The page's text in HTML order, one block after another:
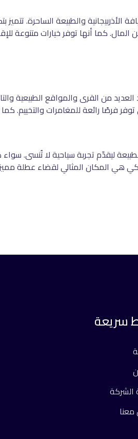
الأذربيجانية والطبيعة الساحرة.
كما أنها توفر خيارات متنوعة
من القرى والمواقع الطبيعية
فرصًا رائعة للمغامرات والتخييم. كما
ليقدّم تجربة سياحية لا تُنسى.
هي المكان المثالي لقضاء عطلة
سريعة
الشركة